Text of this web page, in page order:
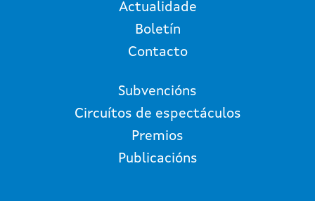
Actualidade
Boletín
Contacto
Subvencións
Circuítos de espectáculos
Premios
Publicacións